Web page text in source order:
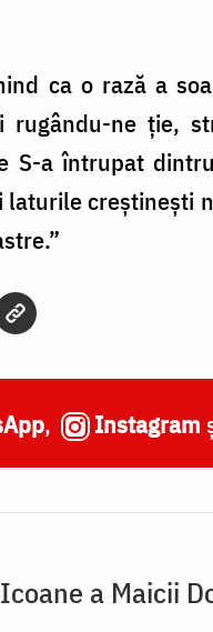
ca o rază a
ne ție,
S-a întrupat
laturile creștinești
, Instagram
a Maicii